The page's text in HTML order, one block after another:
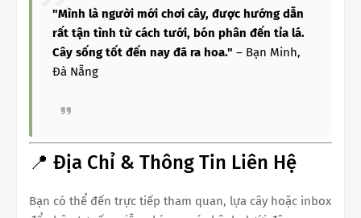
"Mình là người mới chơi cây, được hướng dẫn
rất tận tình từ cách tưới, bón phân đến tỉa lá.
Cây sống tốt đến nay đã ra hoa." – Bạn Minh,
Đà Nẵng
📍 Địa Chỉ & Thông Tin Liên Hệ
Bạn có thể đến trực tiếp tham quan, lựa cây hoặc inbox